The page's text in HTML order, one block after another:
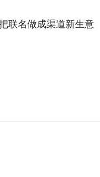
联名做成渠道新生意